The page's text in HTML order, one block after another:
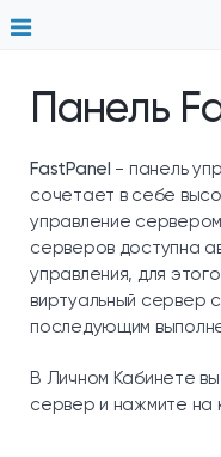
Панель
FastPanel - панель
сочетает в себе
управление
серверов доступна
управления, для
виртуальный сервер
последующим
В Личном Кабинете
сервер и нажмите на